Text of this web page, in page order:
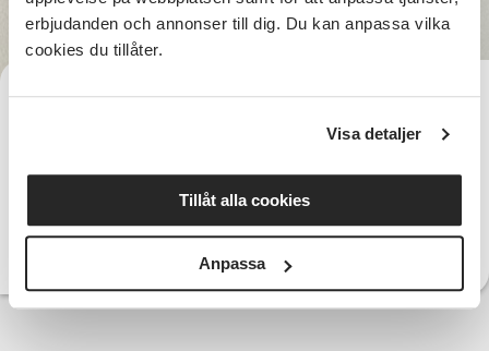
erbjudanden och annonser till dig. Du kan anpassa vilka
cookies du tillåter.
Visa detaljer
Tillåt alla cookies
Anpassa
E-post:
rikard.sjolin@sv.se
Läs mer om Rikard